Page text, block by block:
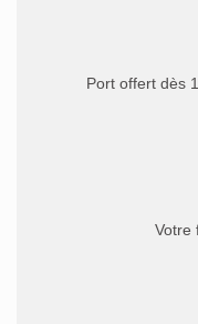
Port offert dès
Votre